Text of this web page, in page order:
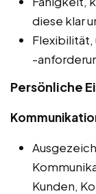
diese klar
Flexibilität,
-
Persönliche
Kunden,